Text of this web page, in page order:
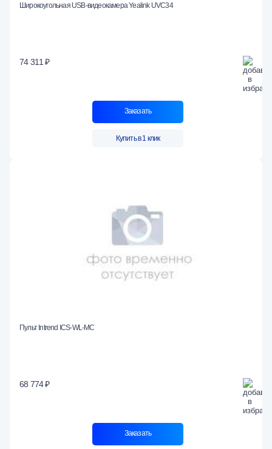
Широкоугольная USB-видеокамера Yealink UVC34
74 311 ₽
Заказать
Купить в 1 клик
Пульт Intrend ICS-WL-MC
68 774 ₽
Заказать